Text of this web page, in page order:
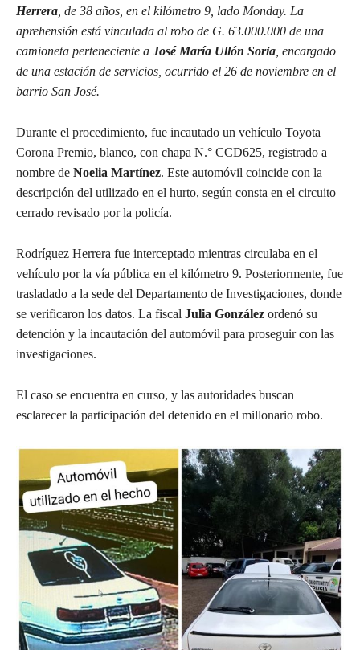
Herrera , de 38 años, en el kilómetro 9, lado Monday. La
aprehensión está vinculada al robo de G. 63.000.000 de una
camioneta perteneciente a José María Ullón Soria , encargado
de una estación de servicios, ocurrido el 26 de noviembre en el
barrio San José.
Durante el procedimiento, fue incautado un vehículo Toyota
Corona Premio, blanco, con chapa N.° CCD625, registrado a
nombre de Noelia Martínez. Este automóvil coincide con la
descripción del utilizado en el hurto, según consta en el circuito
cerrado revisado por la policía.
Rodríguez Herrera fue interceptado mientras circulaba en el
vehículo por la vía pública en el kilómetro 9. Posteriormente, fue
trasladado a la sede del Departamento de Investigaciones, donde
se verificaron los datos. La fiscal Julia González ordenó su
detención y la incautación del automóvil para proseguir con las
investigaciones.
El caso se encuentra en curso, y las autoridades buscan
esclarecer la participación del detenido en el millonario robo.